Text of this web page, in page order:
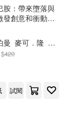
胺：帶來墮落與
發創意和衝動的
配人類的情
運 (電子書)
曼 麥可 ． 隆 劉維
$420
試閱